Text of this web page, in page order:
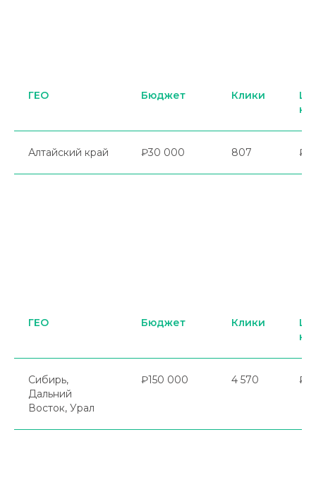
ГЕО Бюджет Клики
Алтайский край ₽30 000 807
ГЕО Бюджет Клики
Сибирь,
Дальний
Восток, Урал
₽150 000 4 570